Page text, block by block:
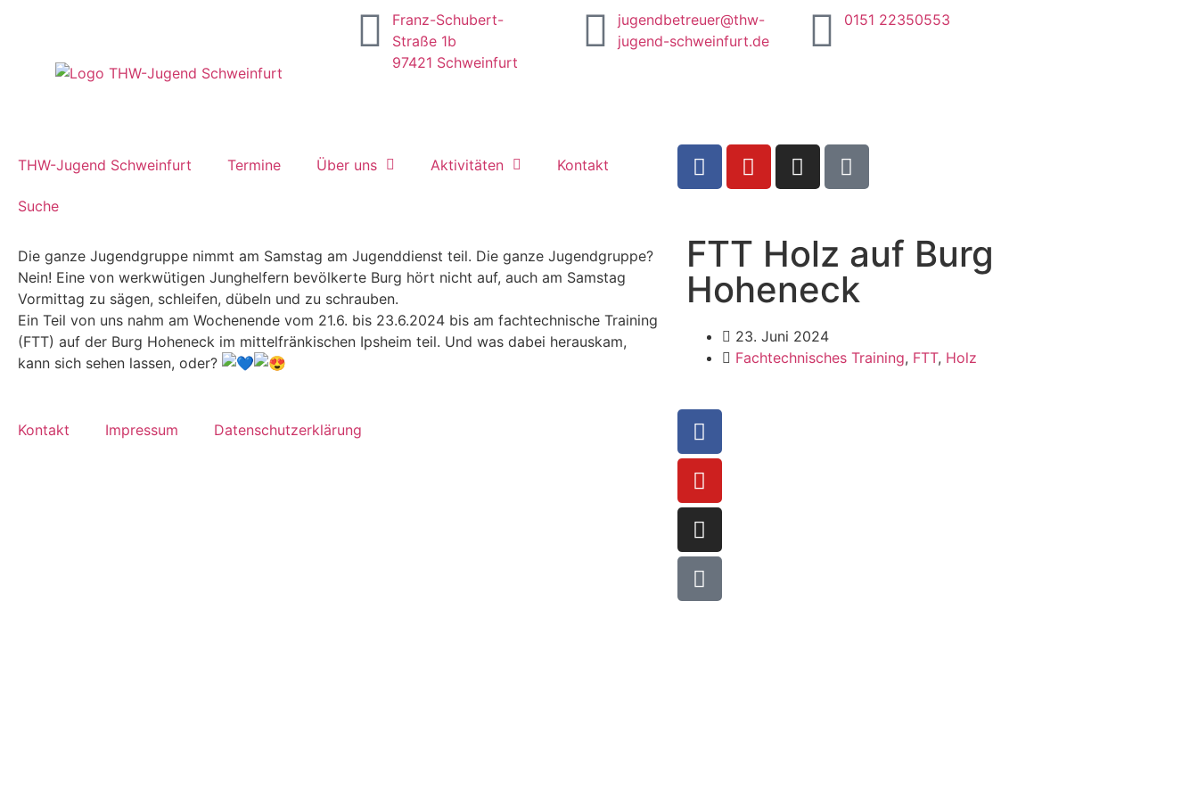
Franz-Schubert-
Straße 1b
97421 Schweinfurt
jugendbetreuer@thw-
jugend-schweinfurt.de
0151 22350553
THW-Jugend Schweinfurt Termine Über uns Aktivitäten Kontakt
Suche
Die ganze Jugendgruppe nimmt am Samstag am Jugenddienst teil. Die ganze Jugendgruppe?
Nein! Eine von werkwütigen Junghelfern bevölkerte Burg hört nicht auf, auch am Samstag
Vormittag zu sägen, schleifen, dübeln und zu schrauben.
Ein Teil von uns nahm am Wochenende vom 21.6. bis 23.6.2024 bis am fachtechnische Training
(FTT) auf der Burg Hoheneck im mittelfränkischen Ipsheim teil. Und was dabei herauskam,
kann sich sehen lassen, oder?
FTT Holz auf Burg
Hoheneck
23. Juni 2024
Fachtechnisches Training, FTT, Holz
Kontakt Impressum Datenschutzerklärung